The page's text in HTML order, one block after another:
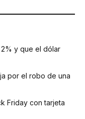
y que el dólar
por el robo de una
Friday con tarjeta